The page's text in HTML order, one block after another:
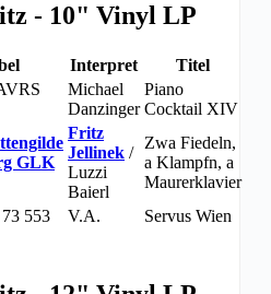
- 10" Vinyl LP
Interpret
Titel
Michael
Danzinger
Piano
Cocktail XIV
GLK
Fritz
Jellinek /
Luzzi
Baierl
Zwa Fiedeln,
a Klampfn, a
Maurerklavier
553 V.A.
Servus Wien